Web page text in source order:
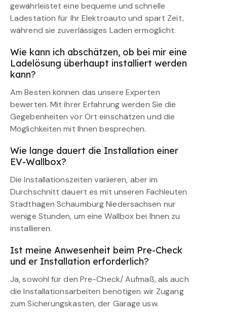
gewährleistet eine bequeme und schnelle
Ladestation für Ihr Elektroauto und spart Zeit,
während sie zuverlässiges Laden ermöglicht.
Wie kann ich abschätzen, ob bei mir eine
Ladelösung überhaupt installiert werden
kann?
Am Besten können das unsere Experten
bewerten. Mit ihrer Erfahrung werden Sie die
Gegebenheiten vor Ort einschätzen und die
Möglichkeiten mit Ihnen besprechen.
Wie lange dauert die Installation einer
EV-Wallbox?
Die Installationszeiten variieren, aber im
Durchschnitt dauert es mit unseren Fachleuten
Stadthagen Schaumburg Niedersachsen nur
wenige Stunden, um eine Wallbox bei Ihnen zu
installieren.
Ist meine Anwesenheit beim Pre-Check
und er Installation erforderlich?
Ja, sowohl für den Pre-Check/ Aufmaß, als auch
die Installationsarbeiten benötigen wir Zugang
zum Sicherungskasten, der Garage usw.